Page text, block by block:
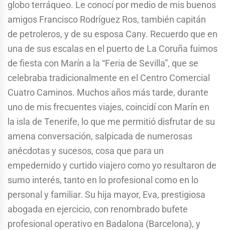
globo terráqueo. Le conocí por medio de mis buenos
amigos Francisco Rodríguez Ros, también capitán
de petroleros, y de su esposa Cany. Recuerdo que en
una de sus escalas en el puerto de La Coruña fuimos
de fiesta con Marín a la “Feria de Sevilla”, que se
celebraba tradicionalmente en el Centro Comercial
Cuatro Caminos. Muchos años más tarde, durante
uno de mis frecuentes viajes, coincidí con Marín en
la isla de Tenerife, lo que me permitió disfrutar de su
amena conversación, salpicada de numerosas
anécdotas y sucesos, cosa que para un
empedernido y curtido viajero como yo resultaron de
sumo interés, tanto en lo profesional como en lo
personal y familiar. Su hija mayor, Eva, prestigiosa
abogada en ejercicio, con renombrado bufete
profesional operativo en Badalona (Barcelona), y